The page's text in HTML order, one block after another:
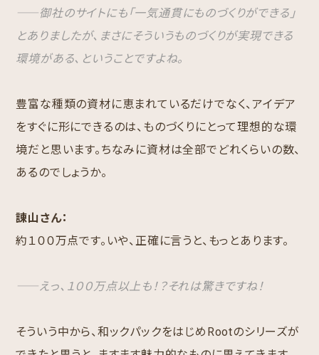
――御社のサイトにも「一気通貫にものづくりができる」
とありましたが、まさにそういうものづくりが実現できる
環境がある、ということですよね。
豊富な種類の資材に恵まれているだけでなく、アイデア
をすぐに形にできるのは、ものづくりにとって理想的な環
境だと思います。ちなみに資材は全部でどれくらいの数、
あるのでしょうか。
諌山さん：
約１００万点です。いや、正確に言うと、もっとあります。
――えっ、１００万点以上も！？それは驚きですね！
そういう中から、和ックパックをはじめRootのシリーズが